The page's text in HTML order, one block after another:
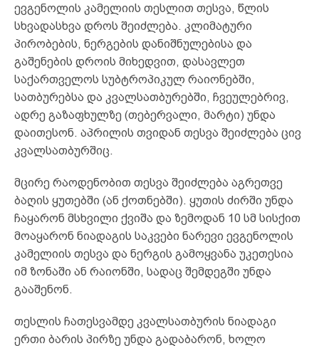
ევგენოლის კამელიის თესლით თესვა, წლის
სხვადასხვა დროს შეიძლება. კლიმატური
პირობების, ნერგების დანიშნულებისა და
გაშენების დროის მიხედვით, დასავლეთ
საქართველოს სუბტროპიკულ რაიონებში,
სათბურებსა და კვალსათბურებში, ჩვეულებრივ,
ადრე გაზაფხულზე (თებერვალი, მარტი) უნდა
დაითესონ. აპრილის თვიდან თესვა შეიძლება ცივ
კვალსათბურშიც.
მცირე რაოდენობით თესვა შეიძლება აგრეთვე
ბაღის ყუთებში (ან ქოთნებში). ყუთის ძირში უნდა
ჩაყარონ მსხვილი ქვიშა და ზემოდან 10 სმ სისქით
მოაყარონ ნიადაგის საკვები ნარევი ევგენოლის
კამელიის თესვა და ნერგის გამოყვანა უკეთესია
იმ ზონაში ან რაიონში, სადაც შემდეგში უნდა
გააშენონ.
თესლის ჩათესვამდე კვალსათბურის ნიადაგი
ერთი ბარის პირზე უნდა გადაბარონ, ხოლო